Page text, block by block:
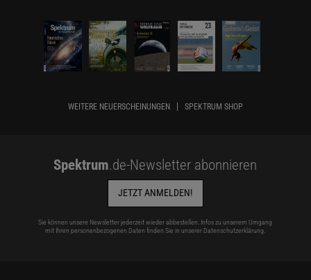
WEITERE NEUERSCHEINUNGEN SPEKTRUM SHOP
Spektrum.de-Newsletter abonnieren
JETZT ANMELDEN!
Sie können unsere Newsletter jederzeit wieder abbestellen. Infos zu unserem Umgang
mit Ihren personenbezogenen Daten finden Sie in unserer Datenschutzerklärung.